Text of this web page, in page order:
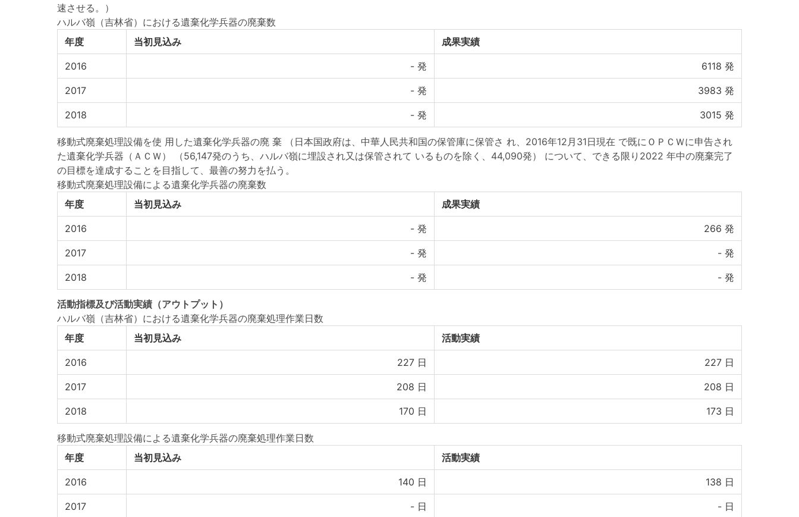
速させる。）
ハルバ嶺（吉林省）における遺棄化学兵器の廃棄数
年度
当初見込み 成果実績
2016 - 発 6118 発
2017 - 発 3983 発
2018 - 発 3015 発
移動式廃棄処理設備を使 用した遺棄化学兵器の廃 棄 （日本国政府は、中華人民共和国の保管庫に保管さ れ、2016年12月31日現在 で既にＯＰＣＷに申告され
た遺棄化学兵器（ＡＣＷ） （56,147発のうち、ハルバ嶺に埋設され又は保管されて いるものを除く、44,090発） について、できる限り2022 年中の廃棄完了
の目標を達成することを目指して、最善の努力を払う。
移動式廃棄処理設備による遺棄化学兵器の廃棄数
年度
当初見込み 成果実績
2016 - 発 266 発
2017 - 発 - 発
2018 - 発 - 発
活動指標及び活動実績 （アウトプット）
ハルバ嶺（吉林省）における遺棄化学兵器の廃棄処理作業日数
年度
当初見込み 活動実績
2016 227 日 227 日
2017 208 日 208 日
2018 170 日 173 日
移動式廃棄処理設備による遺棄化学兵器の廃棄処理作業日数
年度
当初見込み 活動実績
2016 140 日 138 日
2017 - 日 - 日